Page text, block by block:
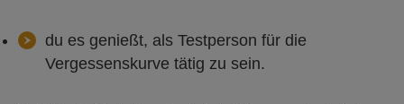
du es genießt, als Testperson für die
Vergessenskurve tätig zu sein.